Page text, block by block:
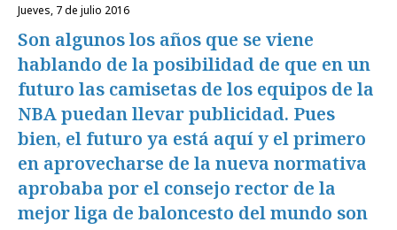
jueves, 7 de julio 2016
Son algunos los años que se viene
hablando de la posibilidad de que en un
futuro las camisetas de los equipos de la
NBA puedan llevar publicidad. Pues
bien, el futuro ya está aquí y el primero
en aprovecharse de la nueva normativa
aprobaba por el consejo rector de la
mejor liga de baloncesto del mundo son